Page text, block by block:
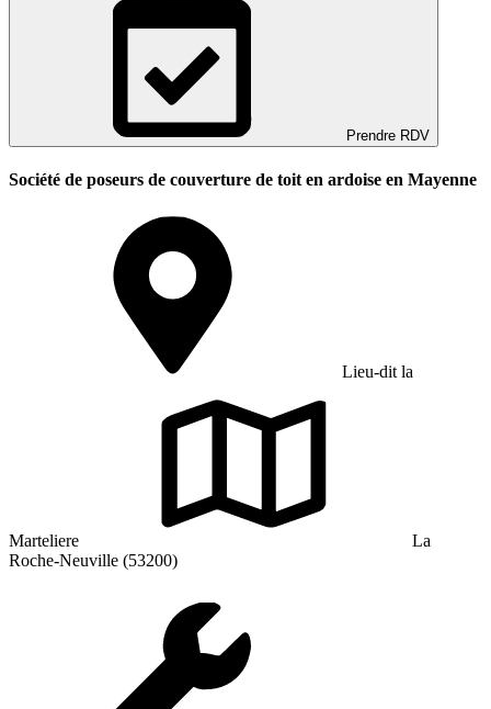
Prendre RDV
Société de poseurs de couverture de toit en ardoise en Mayenne
Lieu-dit la
Marteliere
La
Roche-Neuville (53200)